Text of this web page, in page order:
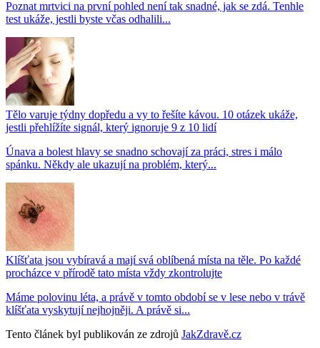
Poznat mrtvici na první pohled není tak snadné, jak se zdá. Tenhle
test ukáže, jestli byste včas odhalili...
Tělo varuje týdny dopředu a vy to řešíte kávou. 10 otázek ukáže,
jestli přehlížíte signál, který ignoruje 9 z 10 lidí
Únava a bolest hlavy se snadno schovají za práci, stres i málo
spánku. Někdy ale ukazují na problém, který...
Klíšťata jsou vybíravá a mají svá oblíbená místa na těle. Po každé
procházce v přírodě tato místa vždy zkontrolujte
Máme polovinu léta, a právě v tomto období se v lese nebo v trávě
klíšťata vyskytují nejhojněji. A právě si...
Tento článek byl publikován ze zdrojů JakZdravě.cz